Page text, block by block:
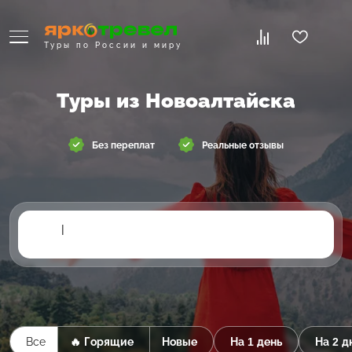
Туры по России и миру
Туры из Новоалтайска
Без переплат Реальные отзывы
|
Все 🔥 Горящие Новые На 1 день На 2